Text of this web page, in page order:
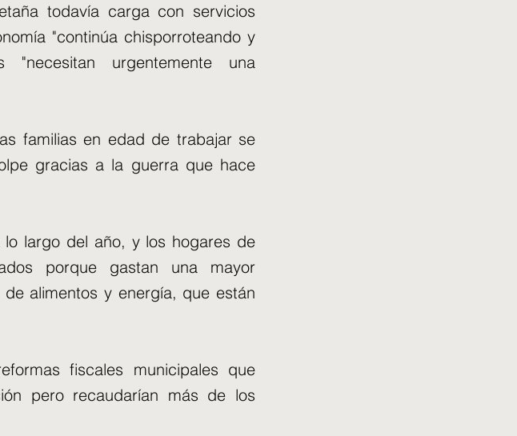
todavía carga con servicios
"continúa chisporroteando y
urgentemente una
familias en edad de trabajar se
gracias a la guerra que hace
largo del año, y los hogares de
porque gastan una mayor
alimentos y energía, que están
fiscales municipales que
pero recaudarían más de los